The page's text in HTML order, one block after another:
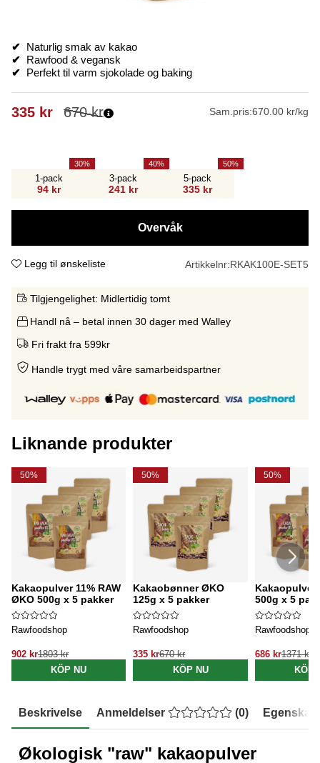
✔ Naturlig smak av kakao
✔ Rawfood & vegansk
✔ Perfekt til varm sjokolade og baking
670kr
335 kr Sam.pris:670.00 kr/kg
1-pack
94 kr
30
3-pack
241 kr
40
5-pack
335 kr
50
Overvåk
Legg til ønskeliste Artikkelnr:RKAK100E-SET5
Tilgjengelighet: Midlertidig tomt
Handl nå – betal innen 30 dager med Walley
Fri frakt fra 599kr
Handle trygt med våre samarbeidspartner
Liknande produkter
50%
Kakaopulver 11% RAW
ØKO 500g x 5 pakker
Rawfoodshop
902 kr1803 kr
KÖP NU
50%
Kakaobønner ØKO
125g x 5 pakker
Rawfoodshop
335 kr670 kr
KÖP NU
50%
Kakaopulver
500g x 5
Rawfoodshop
686 kr1371 kr
KÖP
Beskrivelse Anmeldelser (0)
Økologisk "raw" kakaopulver